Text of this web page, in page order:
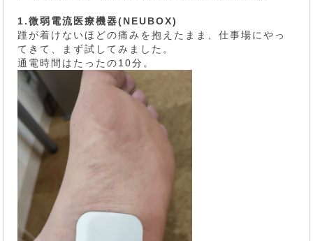
1.微弱電流医療機器(NEUBOX)
踵が着けないほどの痛みを抱えたまま、仕事場にやっ
てきて、まず試してみました。
通電時間はたったの10分。